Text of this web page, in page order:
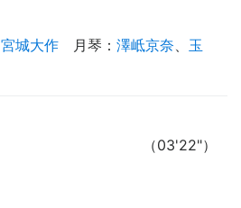
宮城大作 月琴 ： 澤岻京奈
玉
（03'22"）